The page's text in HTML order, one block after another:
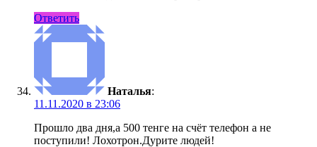
Ответить
Наталья:
11.11.2020 в 23:06
Прошло два дня,а 500 тенге на счёт телефон а не
поступили! Лохотрон.Дурите людей!